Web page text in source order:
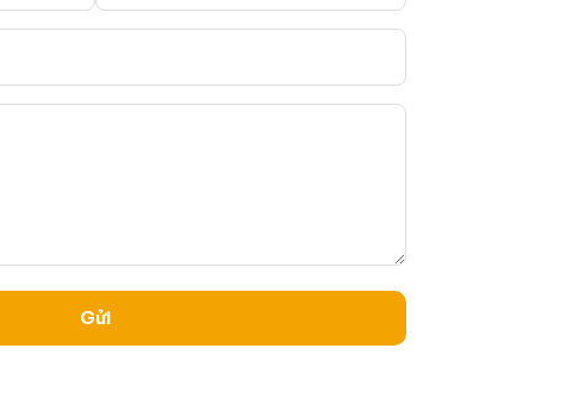
trường, nâng cao tính